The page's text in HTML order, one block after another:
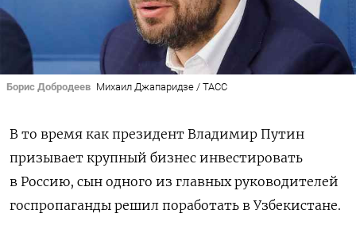
Борис Добродеев Михаил Джапаридзе / ТАСС
В то время как президент Владимир Путин
призывает крупный бизнес инвестировать
в Россию, сын одного из главных руководителей
госпропаганды решил поработать в Узбекистане.